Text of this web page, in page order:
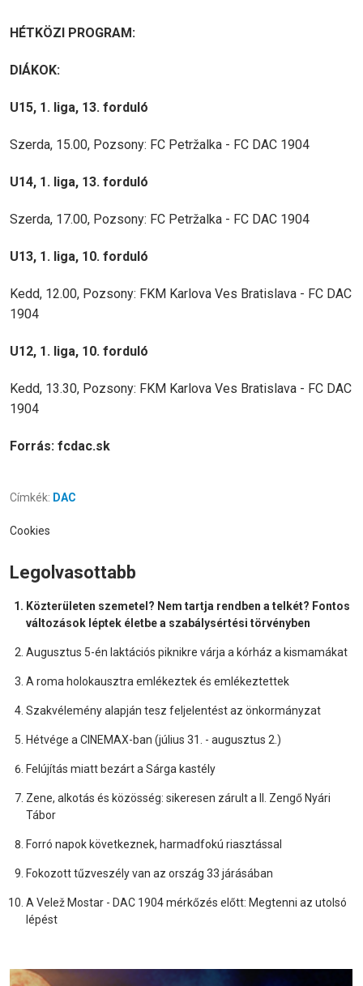
HÉTKÖZI PROGRAM:
DIÁKOK:
U15, 1. liga, 13. forduló
Szerda, 15.00, Pozsony: FC Petržalka - FC DAC 1904
U14, 1. liga, 13. forduló
Szerda, 17.00, Pozsony: FC Petržalka - FC DAC 1904
U13, 1. liga, 10. forduló
Kedd, 12.00, Pozsony: FKM Karlova Ves Bratislava - FC DAC
1904
U12, 1. liga, 10. forduló
Kedd, 13.30, Pozsony: FKM Karlova Ves Bratislava - FC DAC
1904
Forrás: fcdac.sk
Címkék: DAC
Cookies
Legolvasottabb
Közterületen szemetel? Nem tartja rendben a telkét? Fontos
változások léptek életbe a szabálysértési törvényben
Augusztus 5-én laktációs piknikre várja a kórház a kismamákat
A roma holokausztra emlékeztek és emlékeztettek
Szakvélemény alapján tesz feljelentést az önkormányzat
Hétvége a CINEMAX-ban (július 31. - augusztus 2.)
Felújítás miatt bezárt a Sárga kastély
Zene, alkotás és közösség: sikeresen zárult a II. Zengő Nyári
Tábor
Forró napok következnek, harmadfokú riasztással
Fokozott tűzveszély van az ország 33 járásában
A Velež Mostar - DAC 1904 mérkőzés előtt: Megtenni az utolsó
lépést